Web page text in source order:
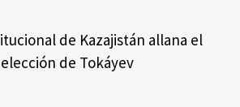
de Kazajistán allana el
de Tokáyev